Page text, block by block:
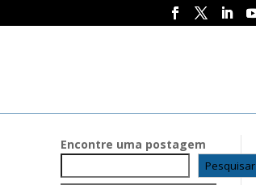
Encontre uma postagem
Pesquisar